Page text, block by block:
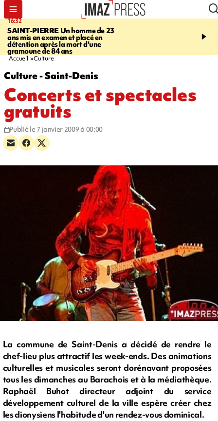
16:32
SAINT-PIERREUn homme de 23
ans mis en examen et placé en
détention après la mort d'une
gramoune de 84 ans
21:08
et Turquie scellent un
Accueil Culture
Culture - Saint-Denis
Concerts et spectacles
gratuits
Publié le 7 janvier 2009 à 00:00
La commune de Saint-Denis a décidé de rendre le
chef-lieu plus attractif les week-ends. Des animations
culturelles et musicales seront dorénavant proposées
tous les dimanches au Barachois et à la médiathèque.
Raphaël Buhot directeur adjoint du service
développement culturel de la ville espère créer chez
les dionysiens l'habitude d'un rendez-vous dominical.